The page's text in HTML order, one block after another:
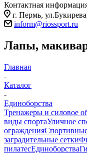
Контактная
г. Пермь,
inform@riossport.ru
Лапы,
Главная
-
Каталог
-
Единоборства
Тренажеры и силовое
виды спортаУличное
ограждения
заградительные сетки
пилатесЕдиноборства